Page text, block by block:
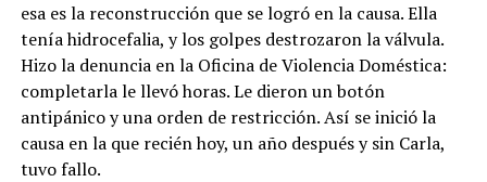
esa es la reconstrucción que se logró en la causa. Ella
tenía hidrocefalia, y los golpes destrozaron la válvula.
Hizo la denuncia en la Oficina de Violencia Doméstica:
completarla le llevó horas. Le dieron un botón
antipánico y una orden de restricción. Así se inició la
causa en la que recién hoy, un año después y sin Carla,
tuvo fallo.